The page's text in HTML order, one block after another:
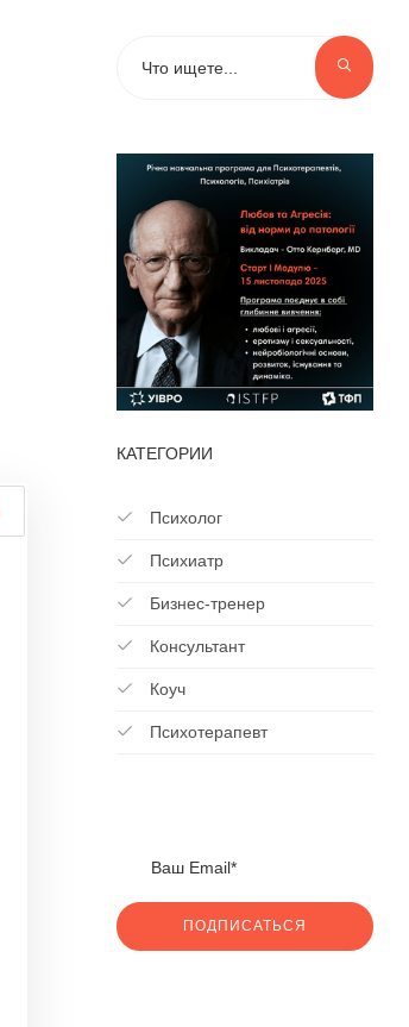
КАТЕГОРИИ
Психолог
Психиатр
Бизнес-тренер
Консультант
Коуч
Психотерапевт
ПОДПИСАТЬСЯ